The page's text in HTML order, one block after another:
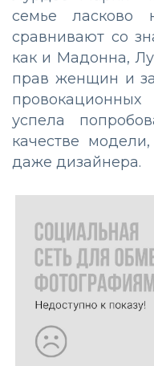
семье ласково
сравнивают со
как и Мадонна,
прав женщин и
успела
качестве
даже дизайнера.